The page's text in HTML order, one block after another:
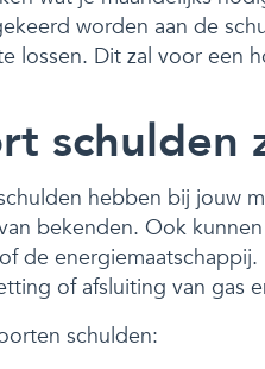
worden aan de
lossen. Dit zal voor een
schulden
hebben bij jouw
bekenden. Ook
de
of afsluiting van gas
schulden: